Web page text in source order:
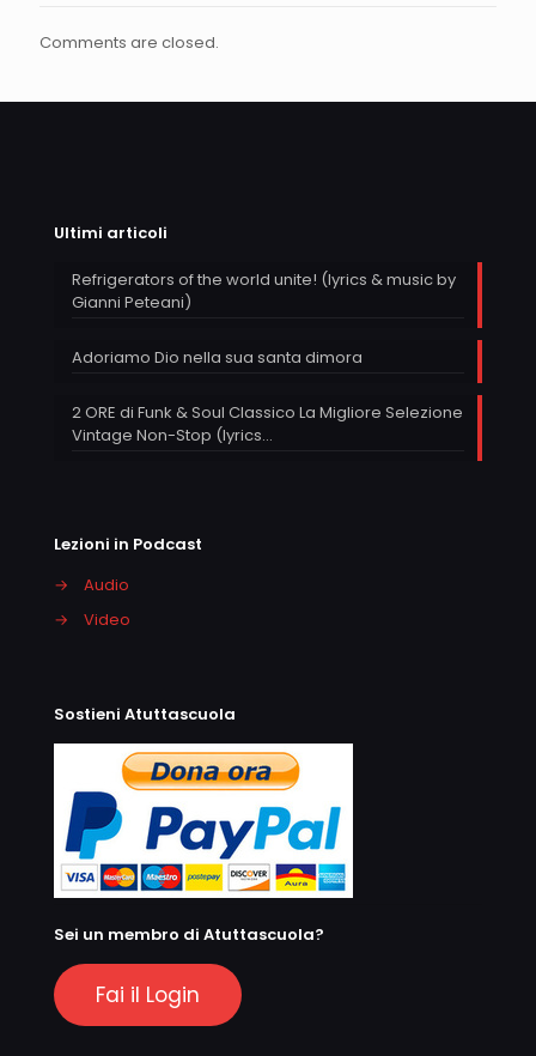
Comments are closed.
Ultimi articoli
Refrigerators of the world unite! (lyrics & music by
Gianni Peteani)
Adoriamo Dio nella sua santa dimora
2 ORE di Funk & Soul Classico La Migliore Selezione
Vintage Non-Stop (lyrics…
Lezioni in Podcast
→
Audio
→
Video
Sostieni Atuttascuola
Sei un membro di Atuttascuola?
Fai il Login